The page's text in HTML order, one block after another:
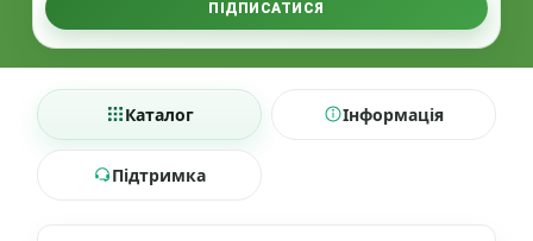
ПІДПИСАТИСЯ
Каталог Інформація
Підтримка